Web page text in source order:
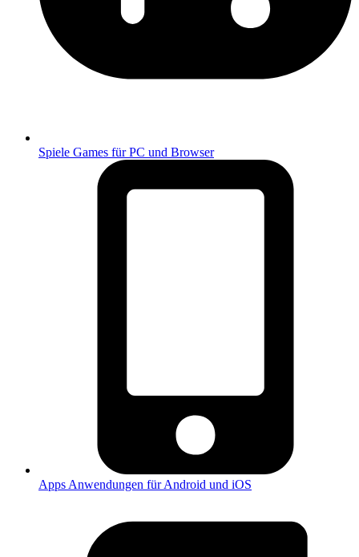
Spiele Games für PC und Browser
Apps Anwendungen für Android und iOS